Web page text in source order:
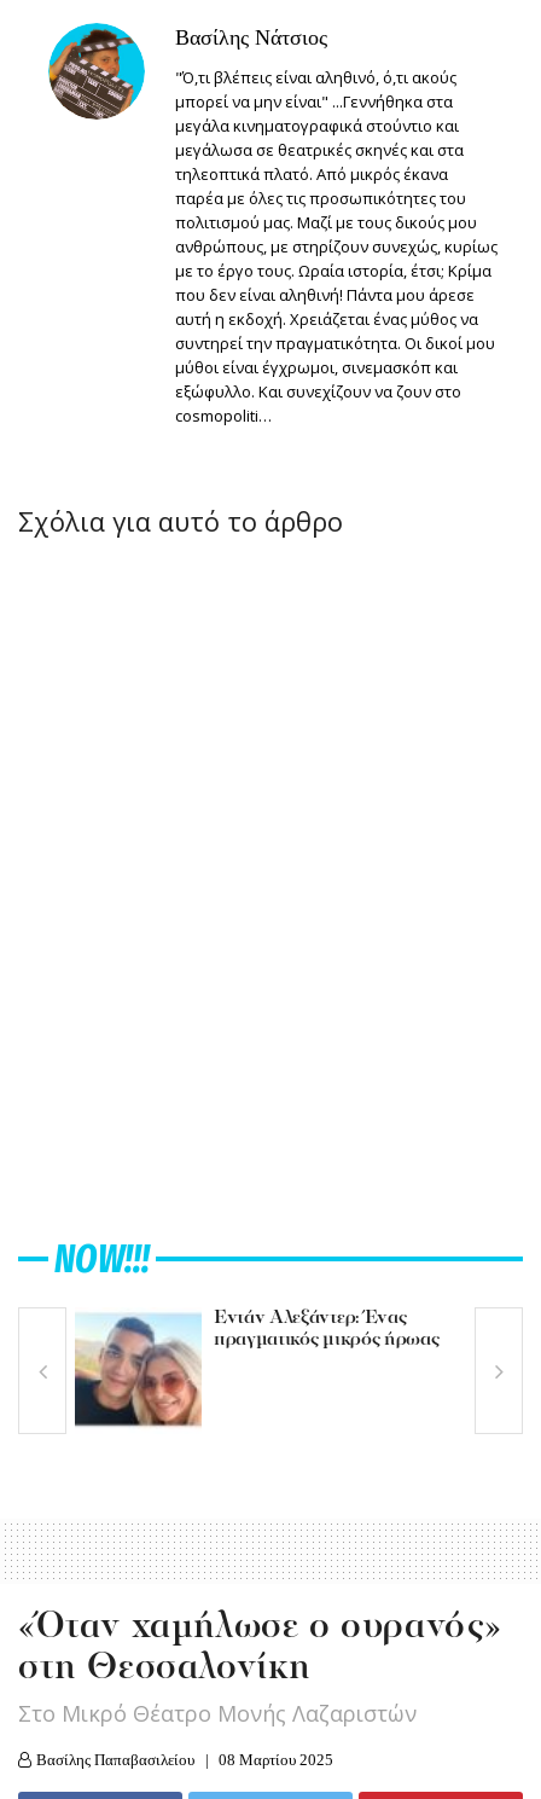
Βασίλης Νάτσιος
"Ό,τι βλέπεις είναι αληθινό, ό,τι ακούς
μπορεί να μην είναι" ...Γεννήθηκα στα
μεγάλα κινηματογραφικά στούντιο και
μεγάλωσα σε θεατρικές σκηνές και στα
τηλεοπτικά πλατό. Από μικρός έκανα
παρέα με όλες τις προσωπικότητες του
πολιτισμού μας. Μαζί με τους δικούς μου
ανθρώπους, με στηρίζουν συνεχώς, κυρίως
με το έργο τους. Ωραία ιστορία, έτσι; Κρίμα
που δεν είναι αληθινή! Πάντα μου άρεσε
αυτή η εκδοχή. Χρειάζεται ένας μύθος να
συντηρεί την πραγματικότητα. Οι δικοί μου
μύθοι είναι έγχρωμοι, σινεμασκόπ και
εξώφυλλο. Και συνεχίζουν να ζουν στο
cosmopoliti…
Σχόλια για αυτό το άρθρο
NOW!!!
Εντάν Αλεξάντερ: Ένας
πραγματικός μικρός ήρωας
«Όταν χαμήλωσε ο ουρανός»
στη Θεσσαλονίκη
Στο Μικρό Θέατρο Μονής Λαζαριστών
Βασίλης Παπαβασιλείου 08 Μαρτίου 2025